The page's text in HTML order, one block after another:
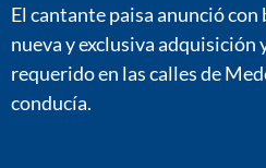
El cantante paisa anunció
nueva y exclusiva adquisición
requerido en las calles de
conducía.